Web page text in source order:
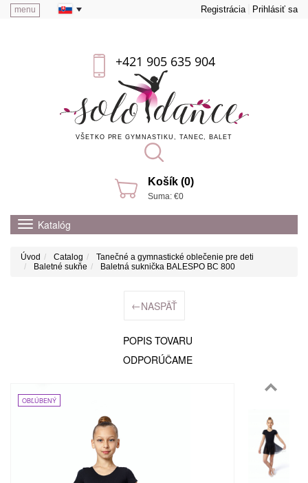
menu Registrácia Prihlásiť sa
+421 905 635 904
VŠETKO PRE GYMNASTIKU, TANEC, BALET
Košík (0)
Suma: €0
Katalóg
Úvod Catalog
Tanečné a gymnastické oblečenie pre deti
Baletné sukňe
Baletná suknička BALESPO ВС 800
←NASPÄŤ
POPIS TOVARU
ODPORÚČAME
OBĽÚBENÝ